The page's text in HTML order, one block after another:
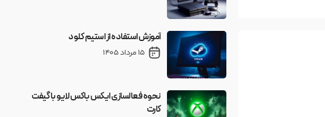
آموزش استفاده از استیم کلود
15 مرداد 1405
نحوه فعالسازی ایکس باکس لایو با گیفت
کارت